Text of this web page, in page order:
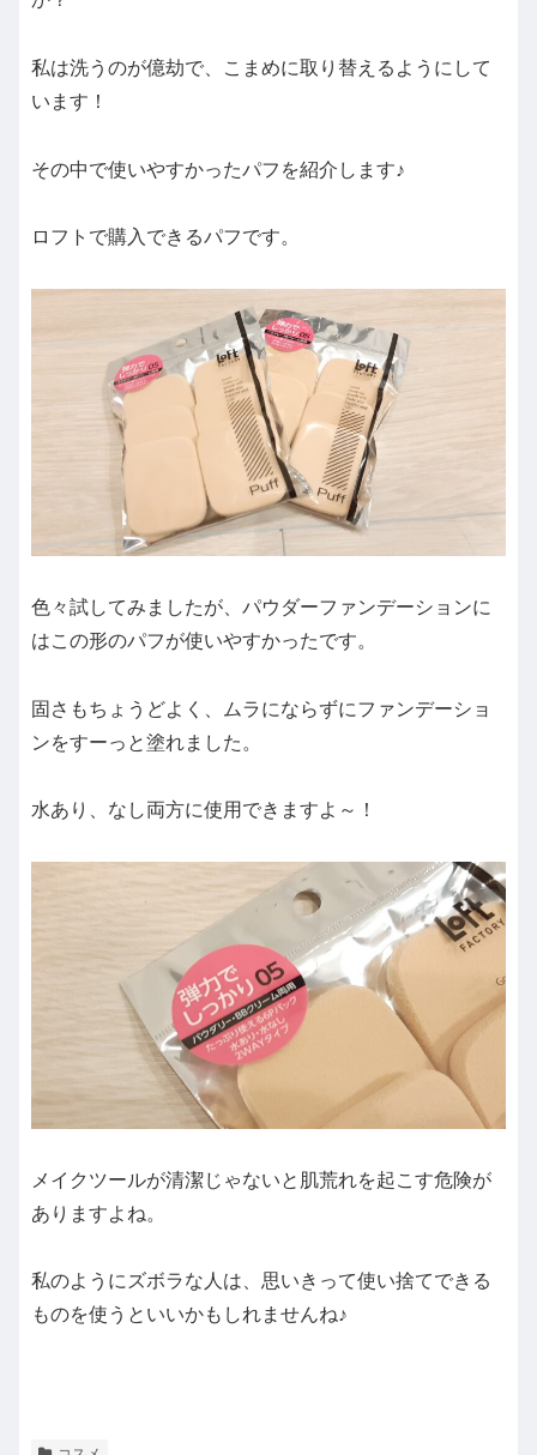
私は洗うのが億劫で、こまめに取り替えるようにして
います！
その中で使いやすかったパフを紹介します♪
ロフトで購入できるパフです。
色々試してみましたが、パウダーファンデーションに
はこの形のパフが使いやすかったです。
固さもちょうどよく、ムラにならずにファンデーショ
ンをすーっと塗れました。
水あり、なし両方に使用できますよ～！
メイクツールが清潔じゃないと肌荒れを起こす危険が
ありますよね。
私のようにズボラな人は、思いきって使い捨てできる
ものを使うといいかもしれませんね♪